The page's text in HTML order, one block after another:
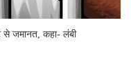
से जमानत, कहा- लंबी